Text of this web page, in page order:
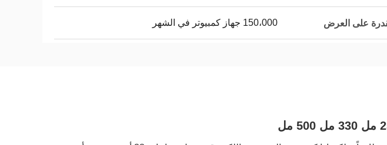
على العرض 150،000 جهاز كمبيوتر في الشهر